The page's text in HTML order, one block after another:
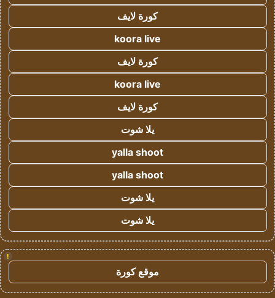
كورة لايف
koora live
كورة لايف
koora live
كورة لايف
يلا شوت
yalla shoot
yalla shoot
يلا شوت
يلا شوت
!
موقع كورة